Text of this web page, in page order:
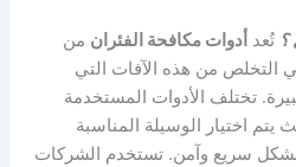
؟ تُعد أدوات مكافحة الفئران من
التخلص من هذه الآفات التي
تختلف الأدوات المستخدمة
يتم اختيار الوسيلة المناسبة
سريع وآمن. تستخدم الشركات